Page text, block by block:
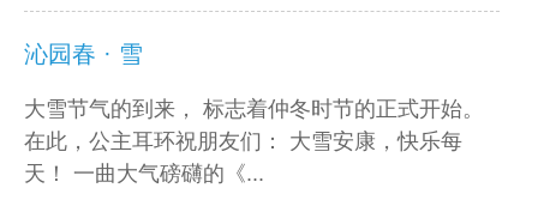
沁园春 · 雪
大雪节气的到来， 标志着仲冬时节的正式开始。
在此，公主耳环祝朋友们： 大雪安康，快乐每
天！ 一曲大气磅礴的《...